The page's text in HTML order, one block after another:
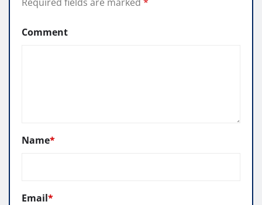
Comment
Name*
Email*